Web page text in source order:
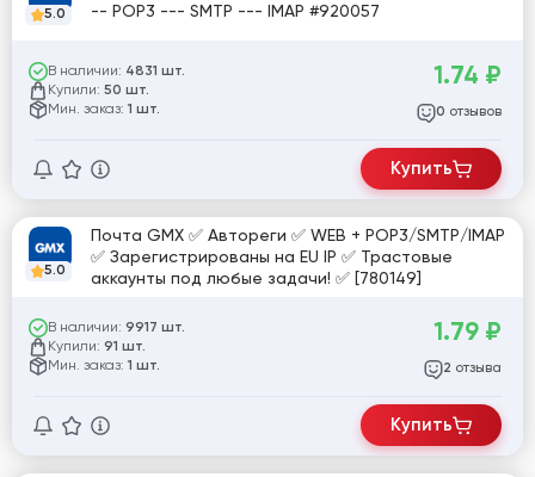
5.0 -- POP3 --- SMTP --- IMAP #920057
В наличии: 4831 шт.
Купили: 50 шт.
Мин. заказ: 1 шт.
1.74 ₽
0 отзывов
Купить
5.0
Почта GMX ✅ Автореги ✅ WEB + POP3/SMTP/IMAP
✅ Зарегистрированы на EU IP ✅ Трастовые
аккаунты под любые задачи! ✅ [780149]
В наличии: 9917 шт.
Купили: 91 шт.
Мин. заказ: 1 шт.
1.79 ₽
2 отзыва
Купить